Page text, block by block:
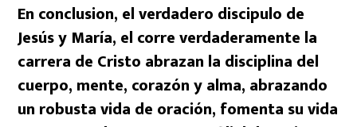
En conclusion, el verdadero discipulo de
Jesús y María, el corre verdaderamente la
carrera de Cristo abrazan la disciplina del
cuerpo, mente, corazón y alma, abrazando
un robusta vida de oración, fomenta su vida